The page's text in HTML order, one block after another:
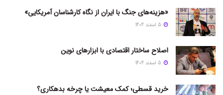
«هزینه‌های جنگ با ایران از نگاه کارشناسان آمریکایی»
اصلاح ساختار اقتصادی با ابزارهای نوین
خرید قسطی؛ کمک معیشت یا چرخه بدهکاری؟